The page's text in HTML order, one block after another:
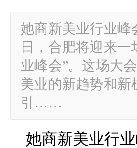
她商新美业行业峰
日，合肥将迎来
业峰会”。这场大
美业的新趋势和新
引……
她商新美业行